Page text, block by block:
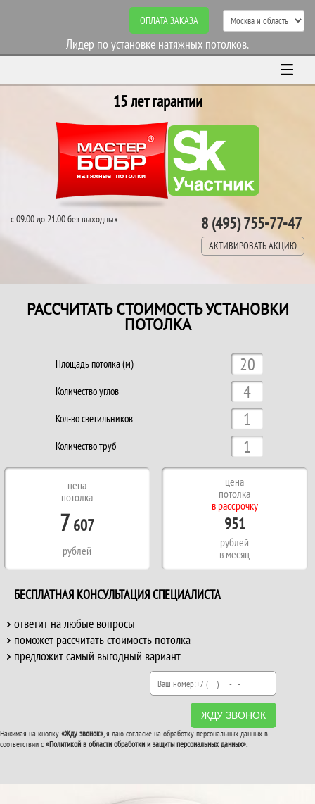
ОПЛАТА ЗАКАЗА
Лидер по установке натяжных потолков.
15 лет гарантии
с 09.00 до 21.00 без выходных 8 (495) 755-77-47
АКТИВИРОВАТЬ АКЦИЮ
РАССЧИТАТЬ СТОИМОСТЬ УСТАНОВКИ
ПОТОЛКА
Площадь потолка (м)
Количество углов
Кол-во светильников
Количество труб
цена
потолка
7 607
рублей
цена
потолка
в рассрочку
951
рублей
в месяц
БЕСПЛАТНАЯ КОНСУЛЬТАЦИЯ СПЕЦИАЛИСТА
ответит на любые вопросы
поможет рассчитать стоимость потолка
предложит самый выгодный вариант
ЖДУ ЗВОНОК
Нажимая на кнопку «Жду звонок», я даю согласие на обработку персональных данных в
соответствии с «Политикой в области обработки и защиты персональных данных».